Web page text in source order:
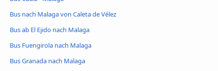
Bus nach Malaga von Caleta de Vélez
Bus ab El Ejido nach Malaga
Bus Fuengirola nach Malaga
Bus Granada nach Malaga